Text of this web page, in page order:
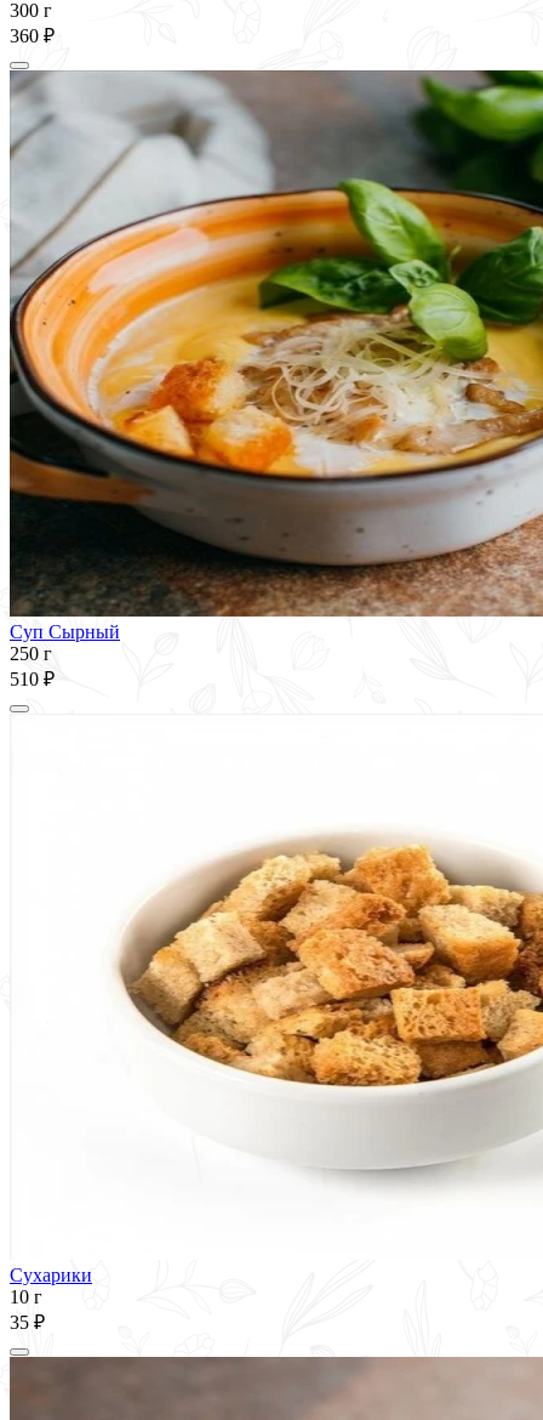
300 г
360 ₽
Суп Сырный
250 г
510 ₽
Сухарики
10 г
35 ₽